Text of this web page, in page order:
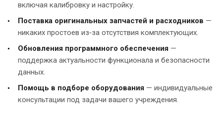
включая калибровку и настройку.
Поставка оригинальных запчастей и расходников —
никаких простоев из‑за отсутствия комплектующих.
Обновления программного обеспечения —
поддержка актуальности функционала и безопасности
данных.
Помощь в подборе оборудования — индивидуальные
консультации под задачи вашего учреждения.